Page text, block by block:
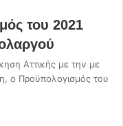
του 2021
Αττικής με την με
ο Προϋπολογισμός του